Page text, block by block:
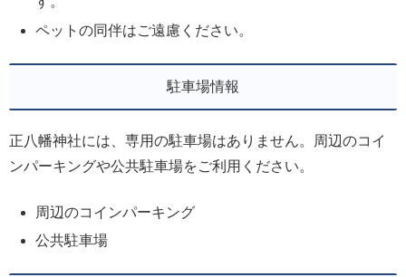
ペットの同伴はご遠慮ください。
駐車場情報
正八幡神社には、専用の駐車場はありません。周辺のコイ
ンパーキングや公共駐車場をご利用ください。
周辺のコインパーキング
公共駐車場